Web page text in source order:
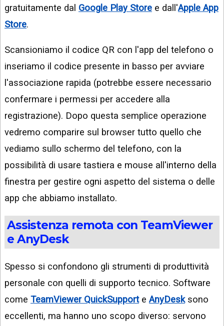
gratuitamente dal Google Play Store e dall'Apple App
Store.
Scansioniamo il codice QR con l'app del telefono o
inseriamo il codice presente in basso per avviare
l'associazione rapida (potrebbe essere necessario
confermare i permessi per accedere alla
registrazione). Dopo questa semplice operazione
vedremo comparire sul browser tutto quello che
vediamo sullo schermo del telefono, con la
possibilità di usare tastiera e mouse all'interno della
finestra per gestire ogni aspetto del sistema o delle
app che abbiamo installato.
Assistenza remota con TeamViewer
e AnyDesk
Spesso si confondono gli strumenti di produttività
personale con quelli di supporto tecnico. Software
come TeamViewer QuickSupporteAnyDesksono
eccellenti, ma hanno uno scopo diverso: servono